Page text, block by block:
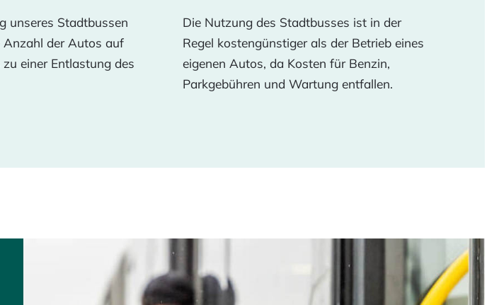
unseres Stadtbussen
Anzahl der Autos auf
einer Entlastung des
Die Nutzung des Stadtbusses ist in der
Regel kostengünstiger als der Betrieb eines
eigenen Autos, da Kosten für Benzin,
Parkgebühren und Wartung entfallen.